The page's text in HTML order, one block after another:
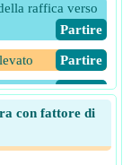
raffica verso
​Partire
​Partire
​Partire
di portanza
con fattore di